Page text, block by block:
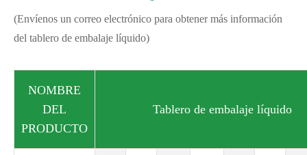
(Envíenos un correo electrónico para obtener más información
del tablero de embalaje líquido)
NOMBRE
DEL
PRODUCTO
Tablero de embalaje líquido